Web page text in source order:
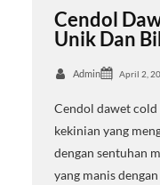
Cendol
Unik Dan
Admin April 2,
Cendol dawet
kekinian yang
dengan sentuhan
yang manis